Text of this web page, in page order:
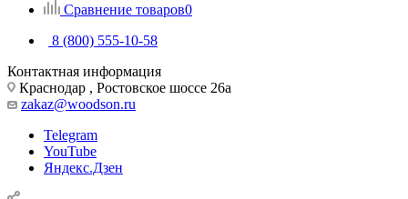
Сравнение товаров0
8 (800) 555-10-58
Контактная информация
Краснодар , Ростовское шоссе 26а
zakaz@woodson.ru
Telegram
YouTube
Яндекс.Дзен